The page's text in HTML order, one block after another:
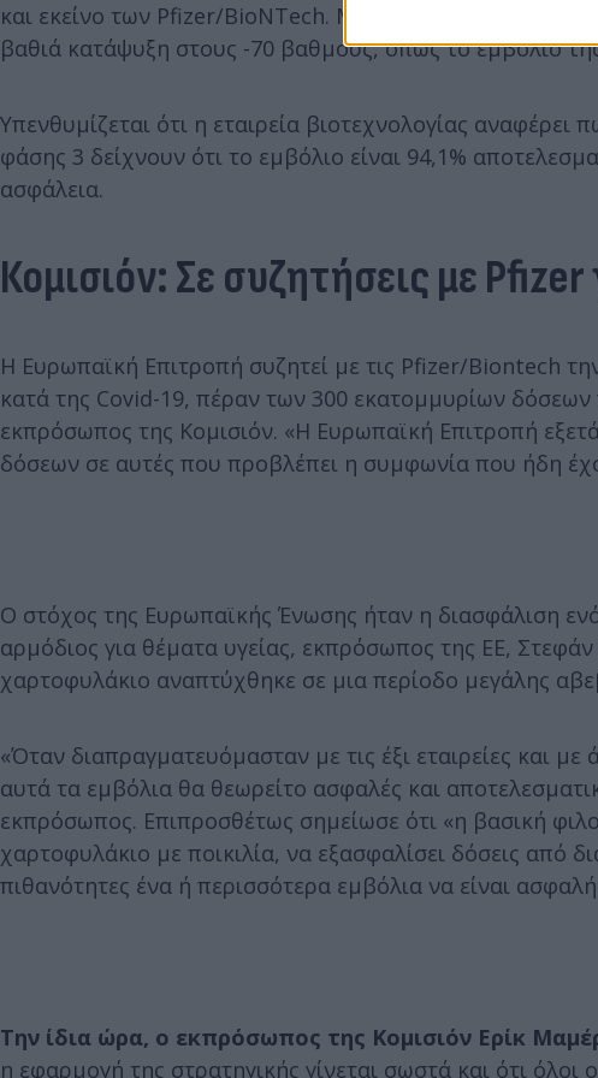
και εκείνο των Pfizer/BioNTech. Μπορεί να συντηρηθεί
βαθιά κατάψυξη στους -70 βαθμούς, όπως το εμβόλιο
Υπενθυμίζεται ότι η εταιρεία βιοτεχνολογίας
φάσης 3 δείχνουν ότι το εμβόλιο είναι 94,1%
ασφάλεια.
Κομισιόν: Σε συζητήσεις με
Η Ευρωπαϊκή Επιτροπή συζητεί με τις Pfizer/Biontech
κατά της Covid-19, πέραν των 300 εκατομμυρίων
εκπρόσωπος της Κομισιόν. «Η Ευρωπαϊκή Επιτροπή
δόσεων σε αυτές που προβλέπει η συμφωνία που ήδη
Ο στόχος της Ευρωπαϊκής Ένωσης ήταν η διασφάλιση
αρμόδιος για θέματα υγείας, εκπρόσωπος της ΕΕ,
χαρτοφυλάκιο αναπτύχθηκε σε μια περίοδο μεγάλης
«Όταν διαπραγματευόμασταν με τις έξι εταιρείες και
αυτά τα εμβόλια θα θεωρείτο ασφαλές και
εκπρόσωπος. Επιπροσθέτως σημείωσε ότι «η βασική
χαρτοφυλάκιο με ποικιλία, να εξασφαλίσει δόσεις από
πιθανότητες ένα ή περισσότερα εμβόλια να είναι
Την ίδια ώρα, ο εκπρόσωπος της Κομισιόν Ερίκ
η εφαρμογή της στρατηγικής γίνεται σωστά και ότι